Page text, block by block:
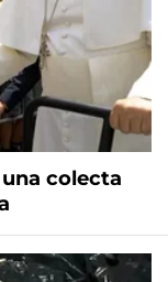
colecta